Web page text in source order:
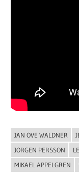
ALLGEMEIN
JAN OVE WALDNER
JORGEN PERSSON
MIKAEL APPELGREN